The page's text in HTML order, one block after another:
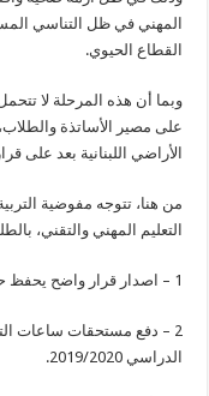
المهني في ظل التناسي
القطاع الحيوي.
وبما أن هذه المرحلة لا
على مصير الأساتذة
الأراضي اللبنانية بعد على
من هنا، تتوجه مفوضية
التعليم المهني والتقني،
1 – اصدار قرار واضح يحفظ حقوق الأساتذة بتنفيذ ساعاتهم كاملة.
2 – دفع مستحقات ساعات
الدراسي 2019/2020.